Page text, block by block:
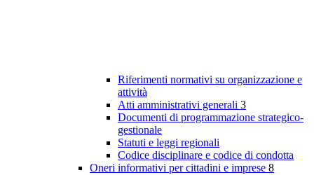
Riferimenti normativi su organizzazione e
attività
Atti amministrativi generali 3
Documenti di programmazione strategico-
gestionale
Statuti e leggi regionali
Codice disciplinare e codice di condotta
Oneri informativi per cittadini e imprese 8